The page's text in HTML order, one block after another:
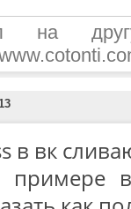
на
в вк
примере